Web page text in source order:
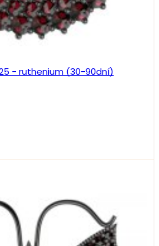
- ruthenium (30-90dní)